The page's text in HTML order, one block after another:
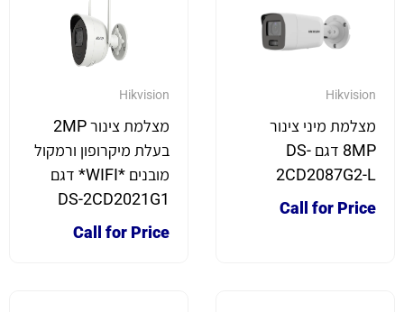
Hikvision
מצלמת מיני צינור
8MP דגם DS-
2CD2087G2-L
Call for Price
Hikvision
מצלמת צינור 2MP
בעלת מיקרופון ורמקול
מובנים *WIFI* דגם
DS-2CD2021G1
Call for Price